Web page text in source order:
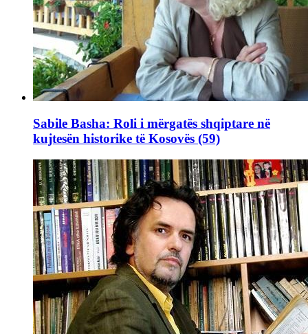
Sabile Basha: Roli i mërgatës shqiptare në
kujtesën historike të Kosovës (59)